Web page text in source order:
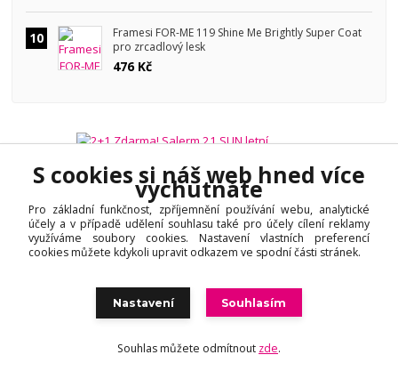
10
Framesi FOR-ME 119 Shine Me Brightly Super Coat
pro zrcadlový lesk
476 Kč
S cookies si náš web hned více
vychutnáte
Pro základní funkčnost, zpříjemnění používání webu, analytické
účely a v případě udělení souhlasu také pro účely cílení reklamy
využíváme soubory cookies. Nastavení vlastních preferencí
cookies můžete kdykoli upravit odkazem ve spodní části stránek.
Nastavení Souhlasím
Souhlas můžete odmítnout zde.